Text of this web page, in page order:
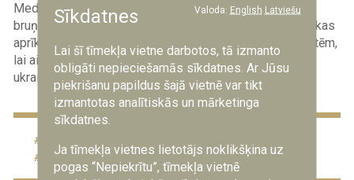
Medijs “Business Insider” iepriekš ziņoja, ka Ukrainas
bruņotie spēki sākuši izmantot bezpilota jūras dronus, kas
aprīkoti ar padomju laika R-73 “gaiss – gaiss” tipa raķetēm,
lai aizsargātos no krievu okupantu centieniem iznīcināt
ukraiņu jūras dronus ar kaujas helikopteru palīdzību.
Ukraina
Sīkdatnes Valoda: English Latviešu
Lai šī tīmekļa vietne darbotos, tā izmanto
obligāti nepieciešamās sīkdatnes. Ar Jūsu
piekrišanu papildus šajā vietnē var tikt
izmantotas analītiskās un mārketinga
sīkdatnes.
Ja tīmekļa vietnes lietotājs noklikšķina uz
pogas “Nepiekrītu”, tīmekļa vietnē